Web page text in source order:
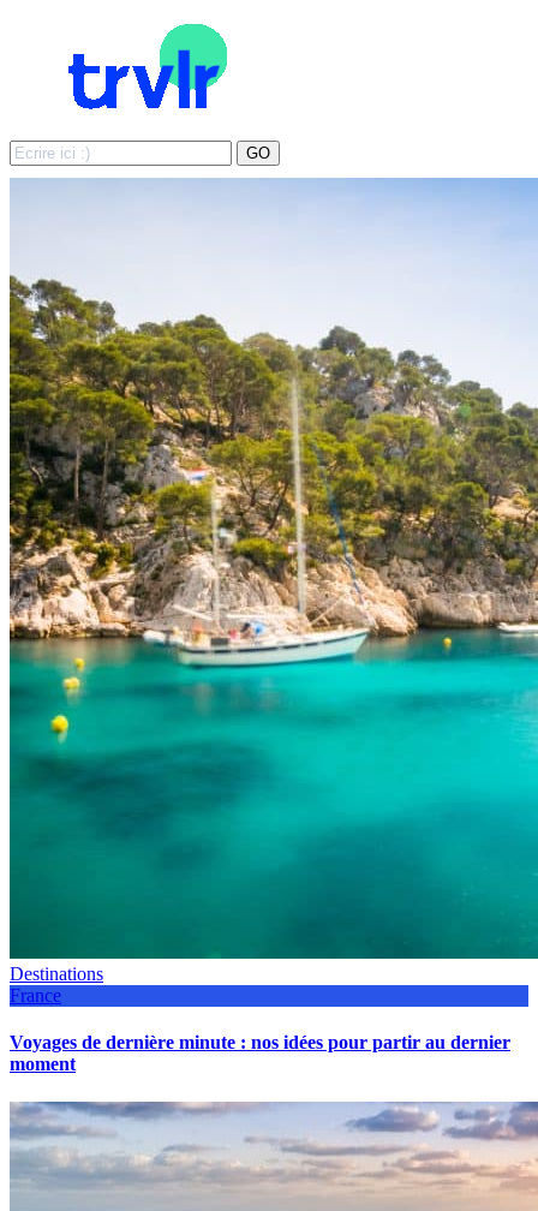
Search
for:
GO
Destinations
France
Voyages de dernière minute : nos idées pour partir au dernier
moment